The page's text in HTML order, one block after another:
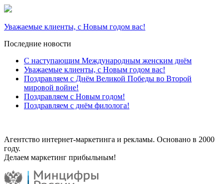
Уважаемые клиенты, с Новым годом вас!
Последние новости
С наступающим Международным женским днём
Уважаемые клиенты, с Новым годом вас!
Поздравляем с Днём Великой Победы во Второй
мировой войне!
Поздравляем с Новым годом!
Поздравляем с днём филолога!
Агентство интернет-маркетинга и рекламы. Основано в 2000
году.
Делаем маркетинг прибыльным!